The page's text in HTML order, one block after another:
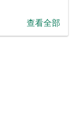
查看全部